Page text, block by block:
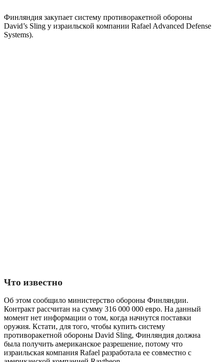
Финляндия закупает систему противоракетной обороны
David’s Sling у израильской компании Rafael Advanced Defense
Systems).
Что известно
Об этом сообщило министерство обороны Финляндии.
Контракт рассчитан на сумму 316 000 000 евро. На данный
момент нет информации о том, когда начнутся поставки
оружия. Кстати, для того, чтобы купить систему
противоракетной обороны David Sling, Финляндия должна
была получить американское разрешение, потому что
израильская компания Rafael разработала ее совместно с